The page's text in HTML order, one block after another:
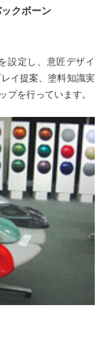
クボーン
設定し、意匠デザイ
イ提案、塗料知識実
プを行っています。